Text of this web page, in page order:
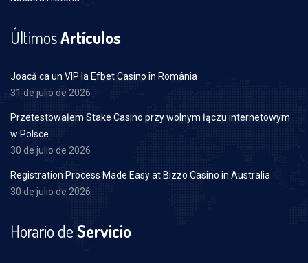
ÚltimosArtículos
Joacă ca un VIP la Efbet Casino în România
31 de julio de 2026
Przetestowałem Stake Casino przy wolnym łączu internetowym
w Polsce
30 de julio de 2026
Registration Process Made Easy at Bizzo Casino in Australia
30 de julio de 2026
Horario deServicio